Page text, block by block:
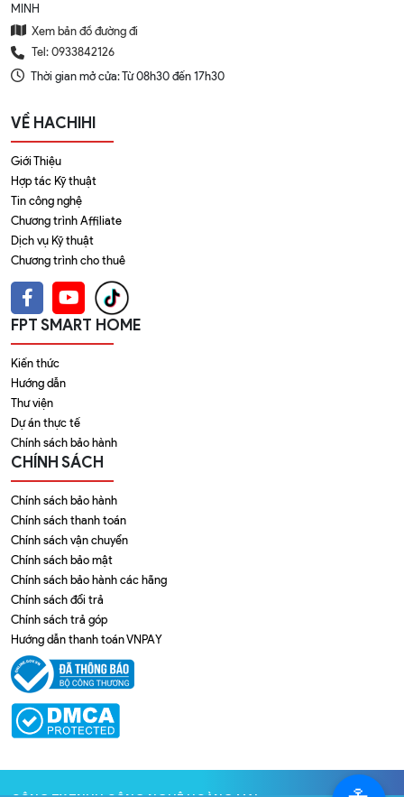
MINH
Xem bản đồ đường đi
Tel: 0933842126
Thời gian mở cửa: Từ 08h30 đến 17h30
VỀ HACHIHI
Giới Thiệu
Hợp tác Kỹ thuật
Tin công nghệ
Chương trình Affiliate
Dịch vụ Kỹ thuật
Chương trình cho thuê
FPT SMART HOME
Kiến thức
Hướng dẫn
Thư viện
Dự án thực tế
Chính sách bảo hành
CHÍNH SÁCH
Chính sách bảo hành
Chính sách thanh toán
Chính sách vận chuyển
Chính sách bảo mật
Chính sách bảo hành các hãng
Chính sách đổi trả
Chính sách trả góp
Hướng dẫn thanh toán VNPAY